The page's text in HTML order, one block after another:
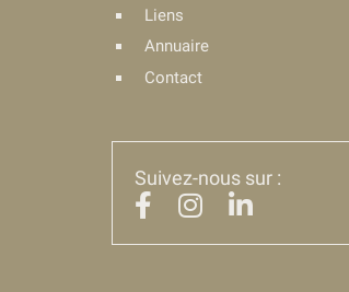
Liens
Annuaire
Contact
Suivez-nous sur :